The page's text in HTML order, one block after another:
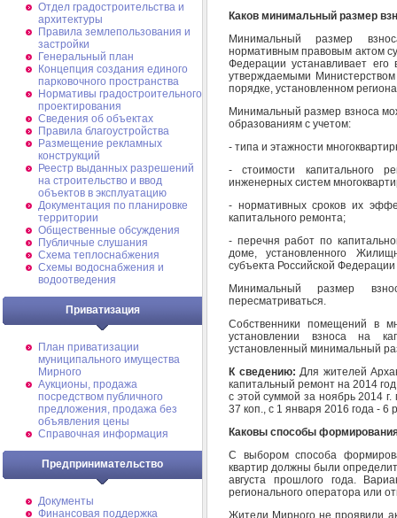
Отдел градостроительства и
архитектуры
Правила землепользования и
застройки
Генеральный план
Концепция создания единого
парковочного пространства
Нормативы градостроительного
проектирования
Сведения об объектах
Правила благоустройства
Размещение рекламных
конструкций
Реестр выданных разрешений
на строительство и ввод
объектов в эксплуатацию
Документация по планировке
территории
Общественные обсуждения
Публичные слушания
Схема теплоснабжения
Схемы водоснабжения и
водоотведения
Приватизация
План приватизации
муниципального имущества
Мирного
Аукционы, продажа
посредством публичного
предложения, продажа без
объявления цены
Справочная информация
Предпринимательство
Документы
Финансовая поддержка
Каков минимальный размер
Минимальный размер
нормативным правовым актом
Федерации устанавливает его
утверждаемыми
порядке, установленном
Минимальный размер взноса
образованиям с учетом:
- типа и этажности
- стоимости капитального
инженерных систем
- нормативных сроков их
капитального ремонта;
- перечня работ по
доме, установленного
субъекта Российской
Минимальный размер
пересматриваться.
Собственники помещений в
установлении взноса на
установленный минимальный
К сведению: Для жителей
капитальный ремонт на 2014
с этой суммой за ноябрь 2014
37 коп., с 1 января 2016 года - 6
Каковы способы
С выбором способа
квартир должны были
августа прошлого года.
регионального оператора или
Жители Мирного не проявили